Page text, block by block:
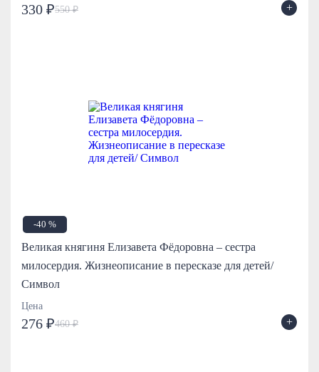
330 ₽550 ₽ +
-40 %
Великая княгиня Елизавета Фёдоровна – сестра
милосердия. Жизнеописание в пересказе для детей/
Символ
Цена
276 ₽460 ₽ +